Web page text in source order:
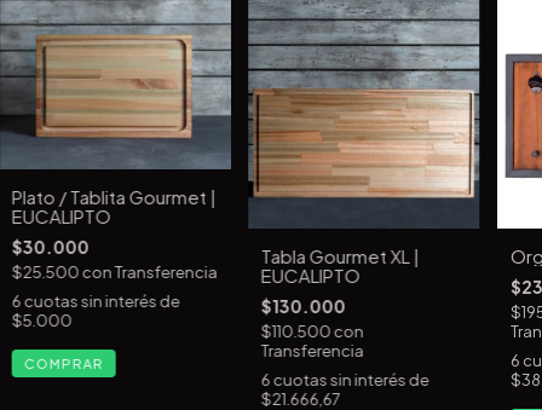
Plato / Tablita Gourmet |
EUCALIPTO
$30.000
$25.500conTransferencia
6cuotas sin interés de
$5.000
COMPRAR
Tabla Gourmet XL |
EUCALIPTO
$130.000
$110.500con
Transferencia
6cuotas sin interés de
$21.666,67
6